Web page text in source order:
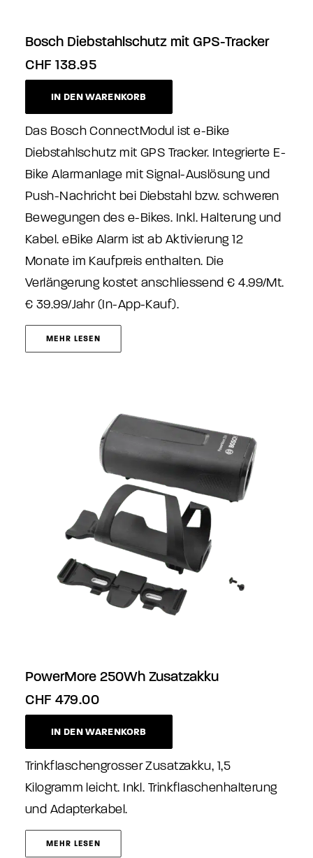
Bosch Diebstahlschutz mit GPS-Tracker
CHF 138.95
IN DEN WARENKORB
Das Bosch ConnectModul ist e-Bike
Diebstahlschutz mit GPS Tracker. Integrierte E-
Bike Alarmanlage mit Signal-Auslösung und
Push-Nachricht bei Diebstahl bzw. schweren
Bewegungen des e-Bikes. Inkl. Halterung und
Kabel. eBike Alarm ist ab Aktivierung 12
Monate im Kaufpreis enthalten. Die
Verlängerung kostet anschliessend € 4.99/Mt.
€ 39.99/Jahr (In-App-Kauf).
MEHR LESEN
PowerMore 250Wh Zusatzakku
CHF 479.00
IN DEN WARENKORB
Trinkflaschengrosser Zusatzakku, 1,5
Kilogramm leicht. Inkl. Trinkflaschenhalterung
und Adapterkabel.
MEHR LESEN